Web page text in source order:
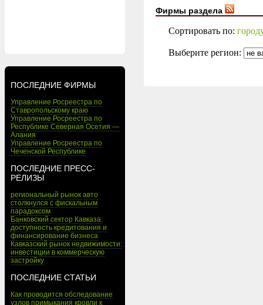
ПОСЛЕДНИЕ ФИРМЫ
Управление Росреестра по
Ставропольскому краю
Управление Росреестра по
Республике Северная Осетия —
Алания
Управление Росреестра по
Чеченской Республике
ПОСЛЕДНИЕ ПРЕСС-
РЕЛИЗЫ
региональный рынок авто
столкнулся с фискальным
парадоксом
Банковский сектор Кавказа:
доступность кредитования и
финансирование бизнеса
Кавказский рынок недвижимости:
инвестиции в коммерческую
застройку
ПОСЛЕДНИЕ СТАТЬИ
Как проводится обследование
узлов примыкания кровли к
Фирмы раздела
Сортировать по:
Выберите регион: